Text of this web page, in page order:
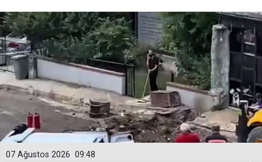
09:48
07 Ağustos 2026